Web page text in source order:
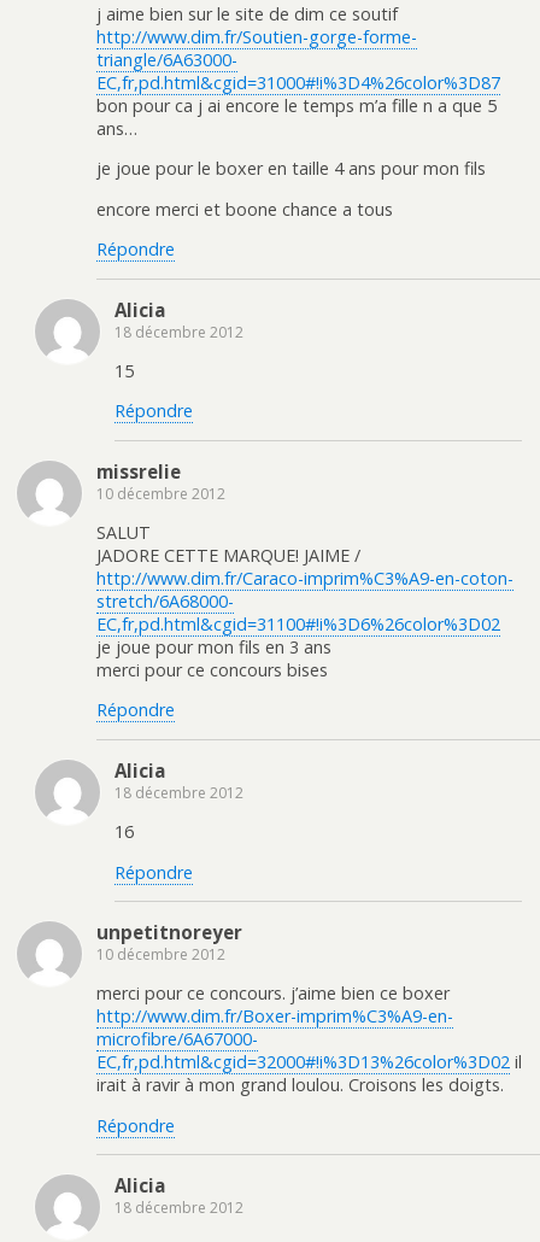
j aime bien sur le site de dim ce soutif
http://www.dim.fr/Soutien-gorge-forme-
triangle/6A63000-
EC,fr,pd.html&cgid=31000#!i%3D4%26color%3D87
bon pour ca j ai encore le temps m’a fille n a que 5
ans…
je joue pour le boxer en taille 4 ans pour mon fils
encore merci et boone chance a tous
Répondre
Alicia
18 décembre 2012
15
Répondre
missrelie
10 décembre 2012
SALUT
JADORE CETTE MARQUE! JAIME /
http://www.dim.fr/Caraco-imprim%C3%A9-en-coton-
stretch/6A68000-
EC,fr,pd.html&cgid=31100#!i%3D6%26color%3D02
je joue pour mon fils en 3 ans
merci pour ce concours bises
Répondre
Alicia
18 décembre 2012
16
Répondre
unpetitnoreyer
10 décembre 2012
merci pour ce concours. j’aime bien ce boxer
http://www.dim.fr/Boxer-imprim%C3%A9-en-
microfibre/6A67000-
EC,fr,pd.html&cgid=32000#!i%3D13%26color%3D02 il
irait à ravir à mon grand loulou. Croisons les doigts.
Répondre
Alicia
18 décembre 2012